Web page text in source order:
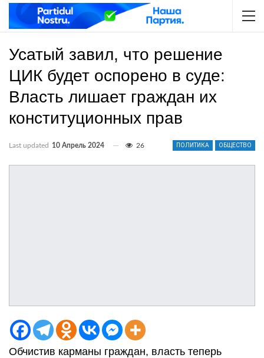
Усатый завил, что решение
ЦИК будет оспорено в суде:
Власть лишает граждан их
конституционных прав
ПОЛИТИКА ОБЩЕСТВО
Last updated 10 Апрель 2024 26
Обчистив карманы граждан, власть теперь